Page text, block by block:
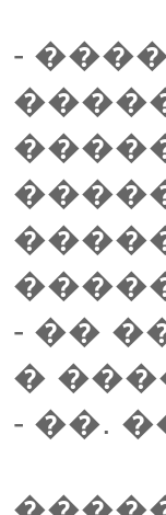
-
- ��
�
- ��.